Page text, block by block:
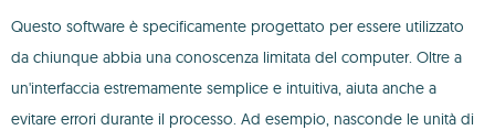
Questo software è specificamente progettato per essere utilizzato
da chiunque abbia una conoscenza limitata del computer. Oltre a
un'interfaccia estremamente semplice e intuitiva, aiuta anche a
evitare errori durante il processo. Ad esempio, nasconde le unità di